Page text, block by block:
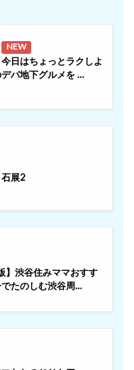
NEW
今日はちょっとラクしよ
パ地下グルメを …
石展2
】渋谷住みママおすす
たのしむ渋谷周…